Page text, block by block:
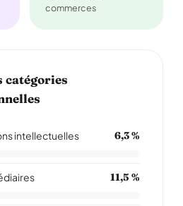
commerces
catégories
intellectuelles 6,3 %
11,5 %